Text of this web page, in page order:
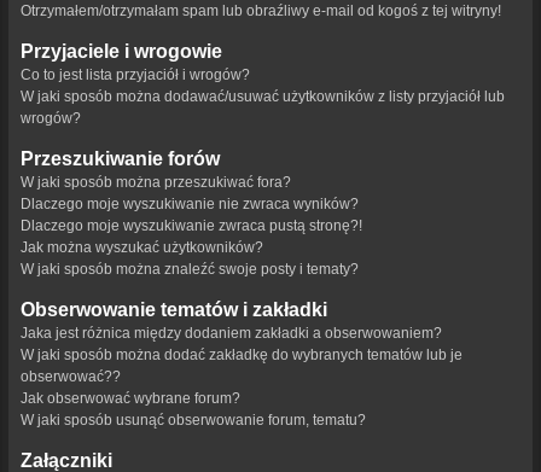
Otrzymałem/otrzymałam spam lub obraźliwy e-mail od kogoś z tej witryny!
Przyjaciele i wrogowie
Co to jest lista przyjaciół i wrogów?
W jaki sposób można dodawać/usuwać użytkowników z listy przyjaciół lub
wrogów?
Przeszukiwanie forów
W jaki sposób można przeszukiwać fora?
Dlaczego moje wyszukiwanie nie zwraca wyników?
Dlaczego moje wyszukiwanie zwraca pustą stronę?!
Jak można wyszukać użytkowników?
W jaki sposób można znaleźć swoje posty i tematy?
Obserwowanie tematów i zakładki
Jaka jest różnica między dodaniem zakładki a obserwowaniem?
W jaki sposób można dodać zakładkę do wybranych tematów lub je
obserwować??
Jak obserwować wybrane forum?
W jaki sposób usunąć obserwowanie forum, tematu?
Załączniki